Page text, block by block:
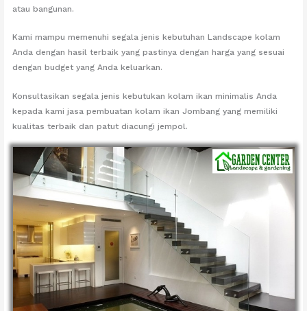
atau bangunan.
Kami mampu memenuhi segala jenis kebutuhan Landscape kolam
Anda dengan hasil terbaik yang pastinya dengan harga yang sesuai
dengan budget yang Anda keluarkan.
Konsultasikan segala jenis kebutukan kolam ikan minimalis Anda
kepada kami jasa pembuatan kolam ikan Jombang yang memiliki
kualitas terbaik dan patut diacungi jempol.